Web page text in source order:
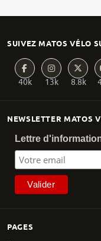
PAGES
NEWSLETTER MATOS
Lettre
SUIVEZ MATOS VÉLO
40k 13k 8.8k